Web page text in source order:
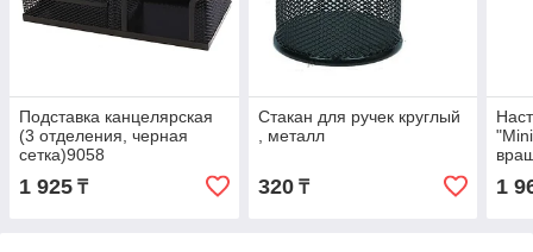
Подставка канцелярская
(3 отделения, черная
сетка)9058
1 925 ₸
Стакан для ручек круглый
, металл
320₸ 1